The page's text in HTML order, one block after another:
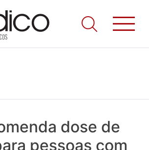
de Todos os Médicos. Onde as notícias
o que se passa na Saúde!
dose de
pessoas com